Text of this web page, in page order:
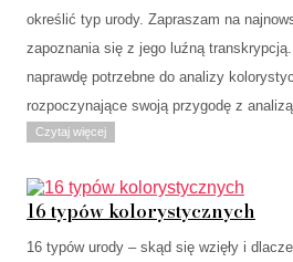
określić typ urody. Zapraszam na
zapoznania się z jego luźną
naprawdę potrzebne do analizy
rozpoczynające swoją przygodę z
Czytaj więcej
16 typów kolorystycznych
16 typów urody – skąd się wzięły i